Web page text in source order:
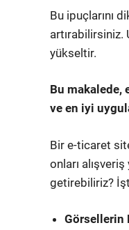
Bu ipuçlarını
artırabilirsiniz.
yükseltir.
Bu makalede,
ve en iyi
Bir e-ticaret
onları
getirebiliriz?
Görsellerin